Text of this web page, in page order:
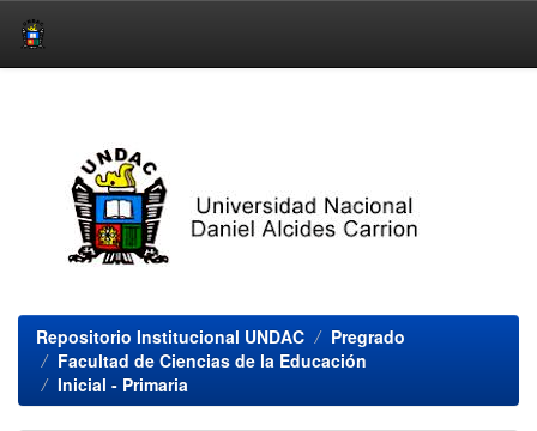
Repositorio Institucional UNDAC
Pregrado
Facultad de Ciencias de la Educación
Inicial - Primaria